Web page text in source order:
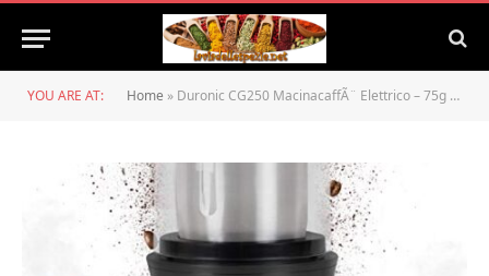
YOU ARE AT: Home » Duronic CG250 MacinacaffÃ¨ Elettrico – 75g – 250W – Lame in Acciaio INOX – Macina CaffÃ¨ – Grinder – Chicchi di CaffÃ¨/Spezie/Erbe/Frutta Secca/Zucchero